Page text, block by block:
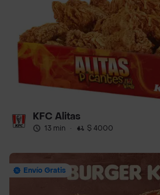
KFC Alitas
13 min · $ 4000
Envío Gratis